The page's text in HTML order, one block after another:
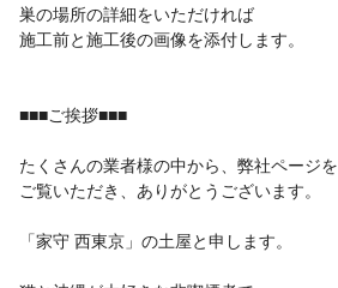
巣の場所の詳細をいただければ
施工前と施工後の画像を添付します。
■■■ご挨拶■■■
たくさんの業者様の中から、弊社ページを
ご覧いただき、ありがとうございます。
「家守 西東京」の土屋と申します。